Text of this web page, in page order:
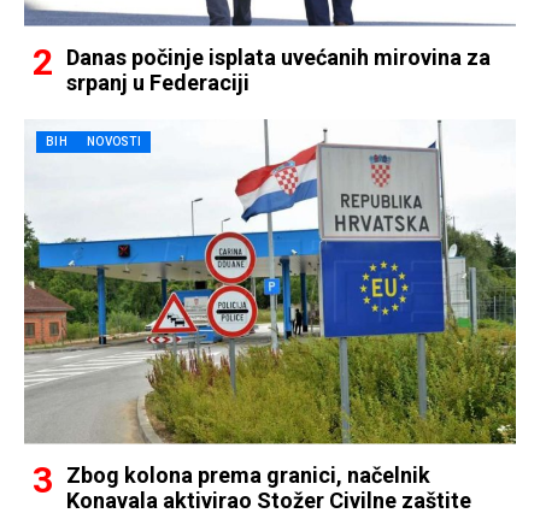
Danas počinje isplata uvećanih mirovina za
srpanj u Federaciji
BIH NOVOSTI
Zbog kolona prema granici, načelnik
Konavala aktivirao Stožer Civilne zaštite